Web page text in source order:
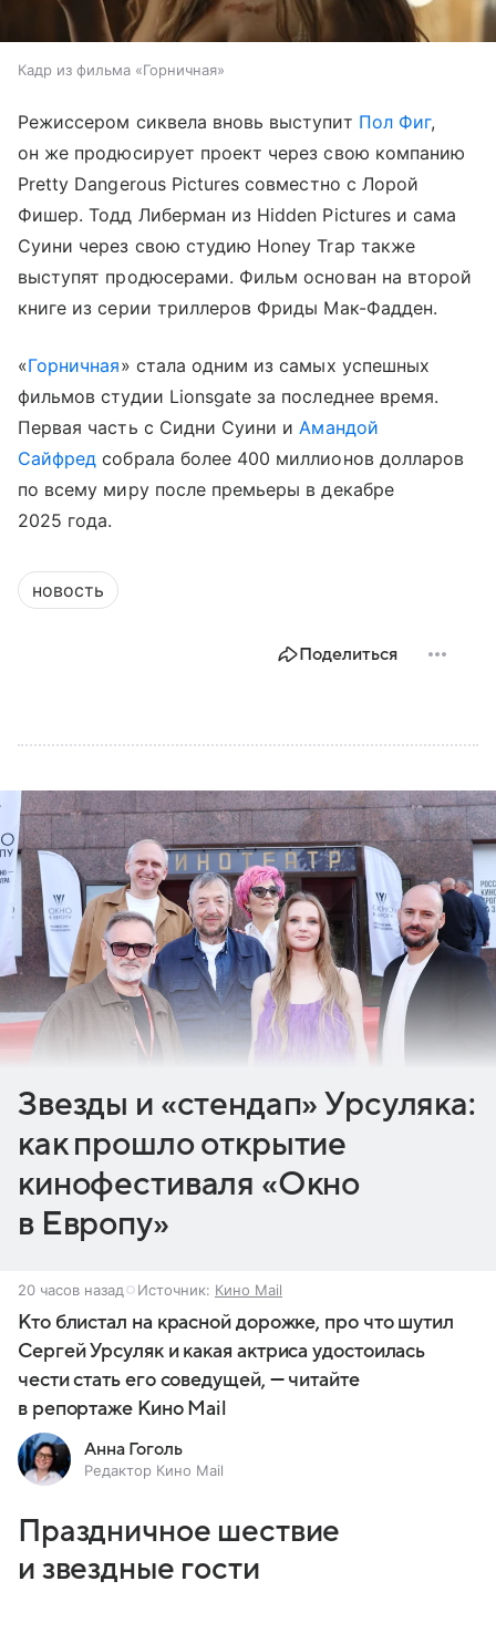
Кадр из фильма «Горничная»
Режиссером сиквела вновь выступит Пол Фиг,
он же продюсирует проект через свою компанию
Pretty Dangerous Pictures совместно с Лорой
Фишер. Тодд Либерман из Hidden Pictures и сама
Суини через свою студию Honey Trap также
выступят продюсерами. Фильм основан на второй
книге из серии триллеров Фриды Мак-Фадден.
«Горничная» стала одним из самых успешных
фильмов студии Lionsgate за последнее время.
Первая часть с Сидни Суини и Амандой
Сайфред собрала более 400 миллионов долларов
по всему миру после премьеры в декабре
2025 года.
новость
Поделиться
Звезды и «стендап» Урсуляка:
как прошло открытие
кинофестиваля «Окно
в Европу»
20 часов назад Источник: Кино Mail
Кто блистал на красной дорожке, про что шутил
Сергей Урсуляк и какая актриса удостоилась
чести стать его соведущей, — читайте
в репортаже Кино Mail
Анна Гоголь
Редактор Кино Mail
Праздничное шествие
и звездные гости